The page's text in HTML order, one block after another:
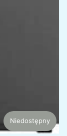
Niedostępny